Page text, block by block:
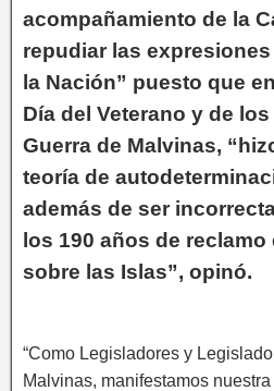
acompañamiento de la
repudiar las
la Nación” puesto que
Día del Veterano y de
Guerra de Malvinas,
teoría de
además de ser
los 190 años de reclamo
sobre las Islas”, opinó.
“Como Legisladores y
Malvinas, manifestamos